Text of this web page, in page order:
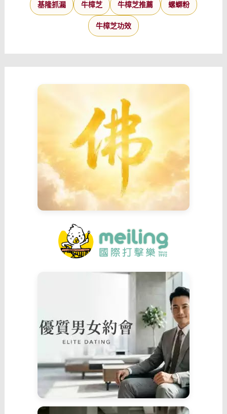
基隆抓漏 牛樟芝 牛樟芝推薦 螺螄粉
牛樟芝功效